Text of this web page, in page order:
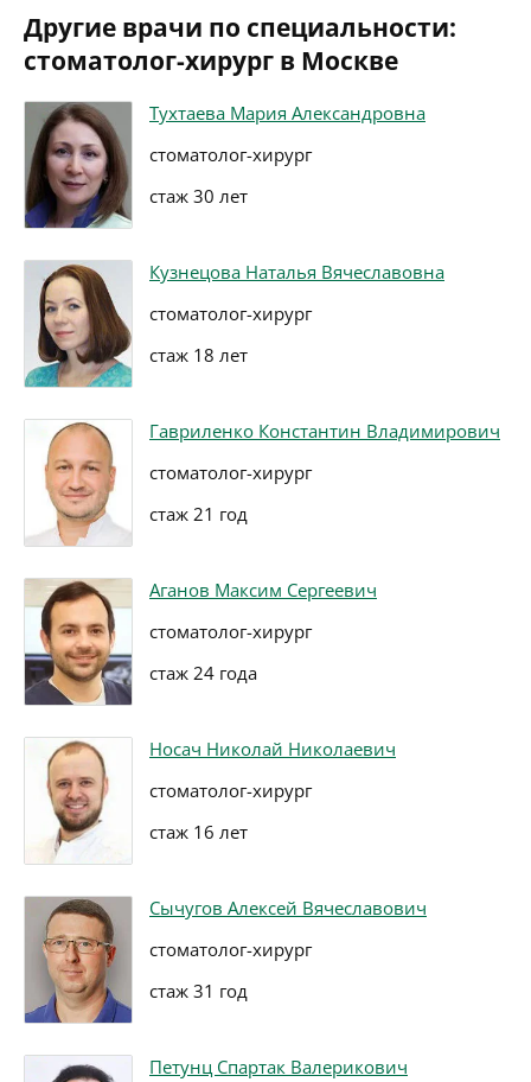
Другие врачи по специальности:
стоматолог-хирург в Москве
Тухтаева Мария Александровна
стоматолог-хирург
стаж 30 лет
Кузнецова Наталья Вячеславовна
стоматолог-хирург
стаж 18 лет
Гавриленко Константин Владимирович
стоматолог-хирург
стаж 21 год
Аганов Максим Сергеевич
стоматолог-хирург
стаж 24 года
Носач Николай Николаевич
стоматолог-хирург
стаж 16 лет
Сычугов Алексей Вячеславович
стоматолог-хирург
стаж 31 год
Петунц Спартак Валерикович